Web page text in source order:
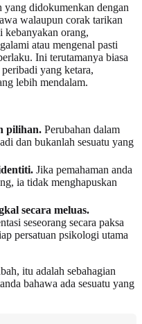
yang didokumenkan dengan
walaupun corak tarikan
kebanyakan orang,
atau mengenal pasti
Ini terutamanya biasa
yang ketara,
lebih mendalam.
pilihan. Perubahan dalam
dan bukanlah sesuatu yang
Jika pemahaman anda
ia tidak menghapuskan
secara meluas.
seseorang secara paksa
persatuan psikologi utama
itu adalah sebahagian
bahawa ada sesuatu yang